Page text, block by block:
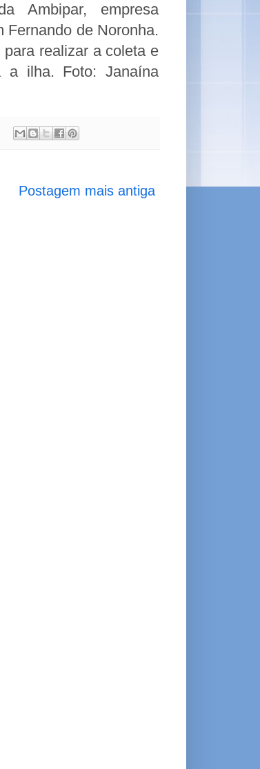
Ambipar, empresa
Fernando de Noronha.
realizar a coleta e
a ilha. Foto: Janaína
Postagem mais antiga